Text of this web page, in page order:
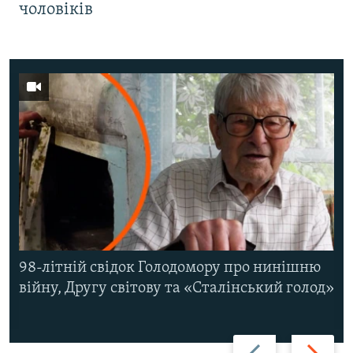
чоловіків
Назад Вперед
98-літній свідок Голодомору про нинішню
війну, Другу світову та «Сталінський голод»